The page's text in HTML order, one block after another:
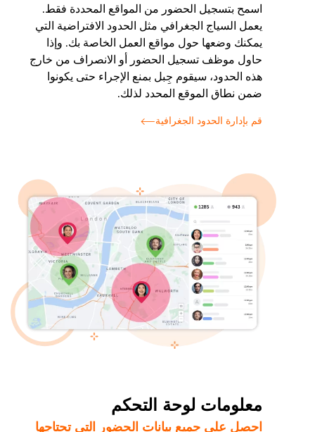
اسمح بتسجيل الحضور من المواقع المحددة فقط.
يعمل السياج الجغرافي مثل الحدود الافتراضية التي
يمكنك وضعها حول مواقع العمل الخاصة بك. وإذا
حاول موظف تسجيل الحضور أو الانصراف من خارج
هذه الحدود، سيقوم جِبل بمنع الإجراء حتى يكونوا
ضمن نطاق الموقع المحدد لذلك.
قم بإدارة الحدود الجغرافية
معلومات لوحة التحكم
احصل على جميع بيانات الحضور التي تحتاجها